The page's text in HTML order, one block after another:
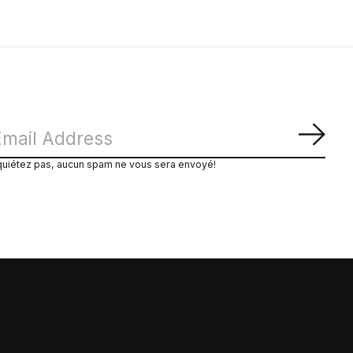
pas, aucun spam ne vous sera envoyé!